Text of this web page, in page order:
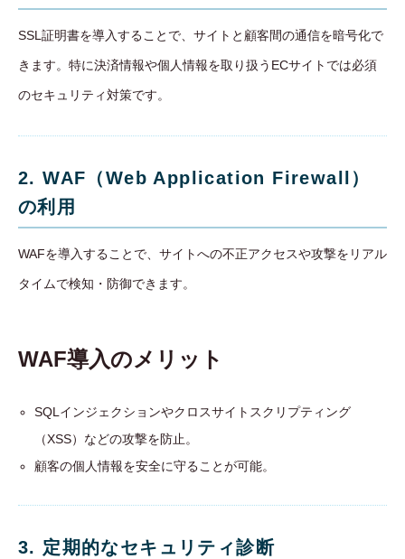
SSL証明書を導入することで、サイトと顧客間の通信を暗号化で
きます。特に決済情報や個人情報を取り扱うECサイトでは必須
のセキュリティ対策です。
2. WAF（Web Application Firewall）
の利用
WAFを導入することで、サイトへの不正アクセスや攻撃をリアル
タイムで検知・防御できます。
WAF導入のメリット
SQLインジェクションやクロスサイトスクリプティング
（XSS）などの攻撃を防止。
顧客の個人情報を安全に守ることが可能。
3. 定期的なセキュリティ診断